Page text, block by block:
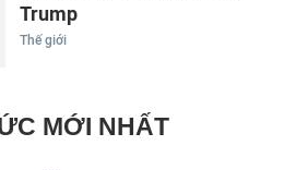
Trump
Thế giới
MỚI NHẤT